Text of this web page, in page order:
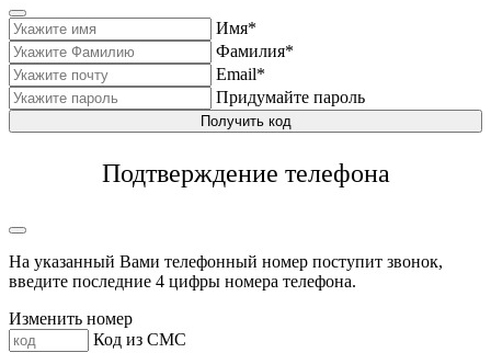
Имя*
Фамилия*
Email*
Придумайте пароль
Получить код
Подтверждение телефона
На указанный Вами телефонный номер поступит звонок,
введите последние 4 цифры номера телефона.
Изменить номер
Код из СМС